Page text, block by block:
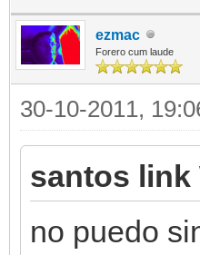
ezmac
Forero cum laude
30-10-2011,
santos link
no puedo